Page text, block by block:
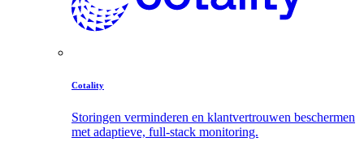
Cotality
Storingen verminderen en klantvertrouwen beschermen
met adaptieve, full-stack monitoring.